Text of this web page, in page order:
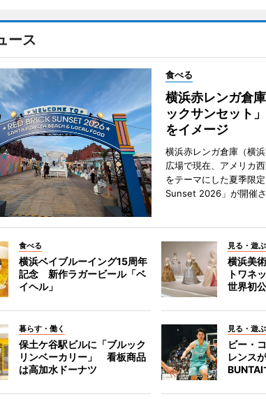
ース
食べる
横浜赤レンガ倉
ックサンセット
をイメージ
横浜赤レンガ倉庫（横
広場で現在、アメリカ
をテーマにした夏季限
Sunset 2026」が開催さ
食べる
横浜ベイブルーイング15周年
記念 新作ラガービール「ベ
イヘル」
見る・遊ぶ
横浜美
トワネ
世界初
暮らす・働く
保土ケ谷駅ビルに「ブルック
リンベーカリー」 看板商品
は高加水ドーナツ
見る・遊ぶ
ビー・
レンス
BUNTAI